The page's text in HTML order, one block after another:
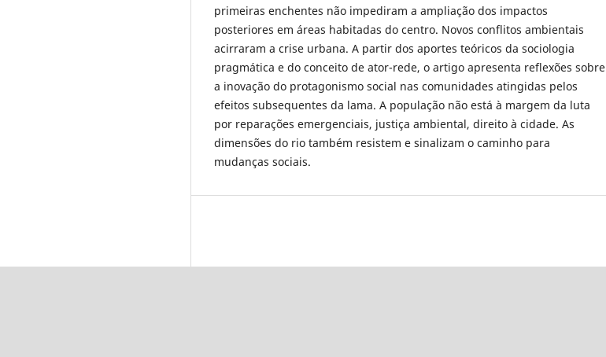
primeiras enchentes não impediram a ampliação dos impactos
posteriores em áreas habitadas do centro. Novos conflitos ambientais
acirraram a crise urbana. A partir dos aportes teóricos da sociologia
pragmática e do conceito de ator-rede, o artigo apresenta reflexões sobre
a inovação do protagonismo social nas comunidades atingidas pelos
efeitos subsequentes da lama. A população não está à margem da luta
por reparações emergenciais, justiça ambiental, direito à cidade. As
dimensões do rio também resistem e sinalizam o caminho para
mudanças sociais.